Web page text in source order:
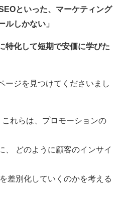
といった、マーケティング
ルしかない」
特化して短期で安価に学びた
ージを見つけてくださいまし
れらは、プロモーションの
、 どのように顧客のインサイ
差別化していくのかを考える